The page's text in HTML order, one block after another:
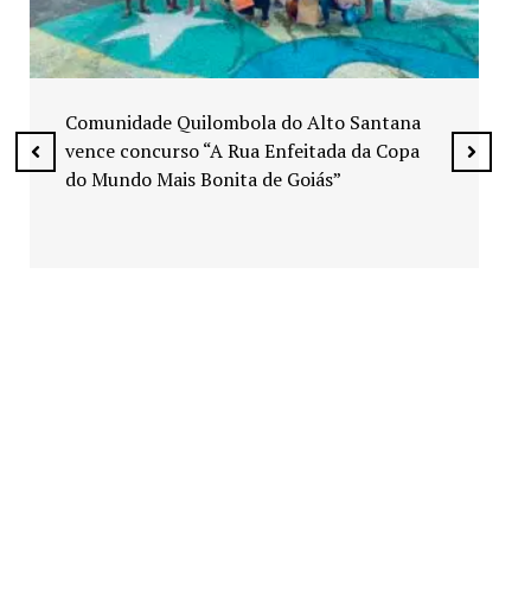
Exposição “Arte em Cores” leva pinturas a
espaços públicos de Senador Canedo